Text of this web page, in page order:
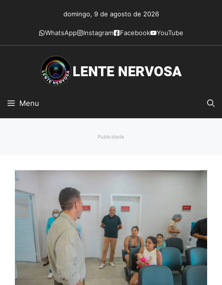
conteúdo
domingo, 9 de agosto de 2026
WhatsApp Instagram Facebook YouTube
Menu
Publicidade